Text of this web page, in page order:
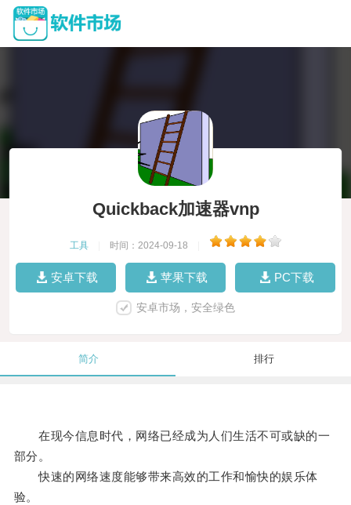
Quickback加速器vnp
工具 时间：2024-09-18
安卓下载 苹果下载 PC下载
安卓市场，安全绿色
简介 排行
在现今信息时代，网络已经成为人们生活不可或缺的一
部分。
快速的网络速度能够带来高效的工作和愉快的娱乐体
验。